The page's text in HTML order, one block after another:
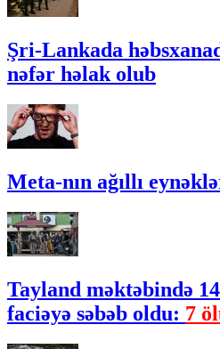
Şri-Lankada
nəfər həlak olub
Meta-nın ağıllı
Tayland məktəbində
faciəyə səbəb oldu: 7